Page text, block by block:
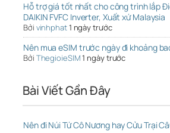
Hỗ trợ giá tốt nhất cho công trình lắp
DAIKIN FVFC Inverter, Xuất xứ Malaysia
Bởi vinhphat1 ngày trước
Nên mua eSIM trước ngày đi khoảng
Bởi ThegioieSIM1 ngày trước
Bài Viết Gần Đây
Nên đi Núi Tứ Cô Nương hay Cửu Trại